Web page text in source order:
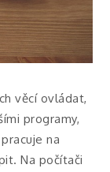
věcí ovládat,
programy,
na
Na počítači